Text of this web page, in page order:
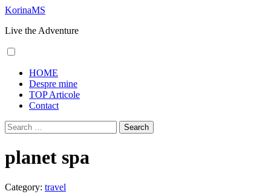
Skip
content
KorinaMS
Live the Adventure
Menu
HOME
Despre mine
TOP Articole
Contact
Search
for:
planet spa
Category: travel